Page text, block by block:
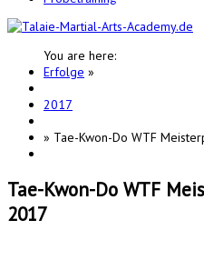
You are here:
Erfolge »
2017
» Tae-Kwon-Do WTF
Tae-Kwon-Do WTF
2017